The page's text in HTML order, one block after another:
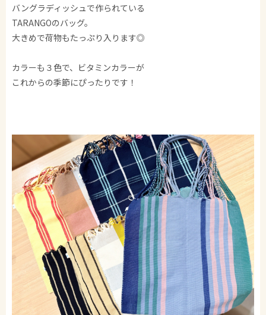
バングラディッシュで作られている
TARANGOのバッグ。
大きめで荷物もたっぷり入ります◎
カラーも３色で、ビタミンカラーが
これからの季節にぴったりです！